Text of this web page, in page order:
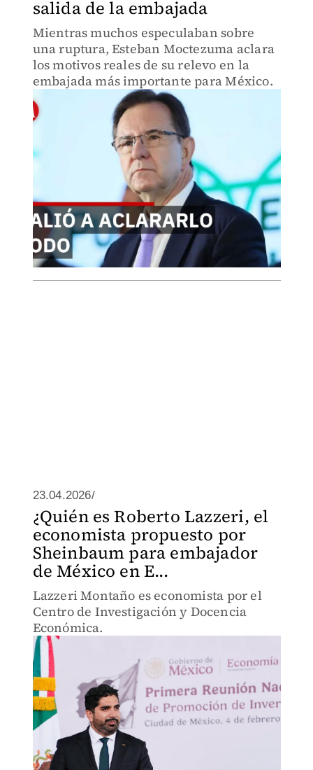
salida de la embajada
Mientras muchos especulaban sobre
una ruptura, Esteban Moctezuma aclara
los motivos reales de su relevo en la
embajada más importante para México.
23.04.2026/
¿Quién es Roberto Lazzeri, el
economista propuesto por
Sheinbaum para embajador
de México en E...
Lazzeri Montaño es economista por el
Centro de Investigación y Docencia
Económica.